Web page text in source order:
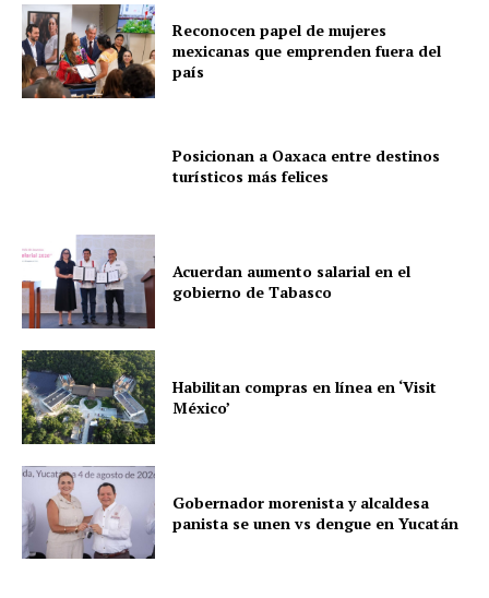
Política de privacidad
Políticas del Sitio
Información Propietaria / Financiación
Reconocen papel de mujeres
mexicanas que emprenden fuera del
país
Posicionan a Oaxaca entre destinos
turísticos más felices
Acuerdan aumento salarial en el
gobierno de Tabasco
Habilitan compras en línea en ‘Visit
México’
Gobernador morenista y alcaldesa
panista se unen vs dengue en Yucatán